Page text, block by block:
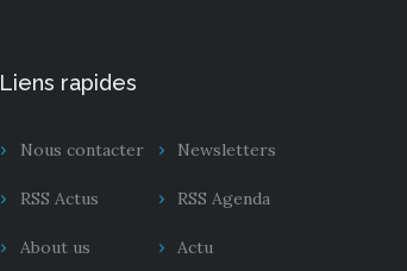
Liens rapides
Nous contacter Newsletters
RSS Actus RSS Agenda
About us Actu